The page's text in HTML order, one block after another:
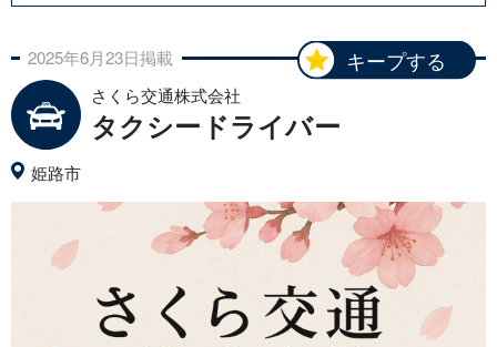
キープする
2025年6月23日掲載
さくら交通株式会社
タクシードライバー
姫路市